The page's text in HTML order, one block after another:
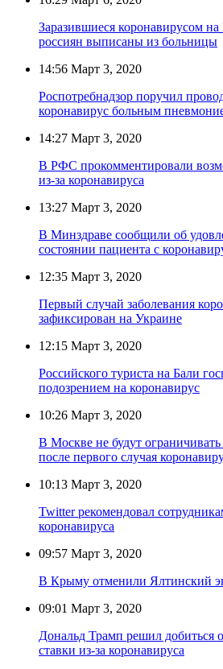
Заразившиеся коронавирусом на
россиян выписаны из больницы
14:56 Март 3, 2020
Роспотребнадзор поручил
коронавирус больным
14:27 Март 3, 2020
В РФС прокомментировали
из-за коронавируса
13:27 Март 3, 2020
В Минздраве сообщили об
состоянии пациента с
12:35 Март 3, 2020
Первый случай заболевания
зафиксирован на Украине
12:15 Март 3, 2020
Российского туриста на Бали
подозрением на коронавирус
10:26 Март 3, 2020
В Москве не будут
после первого случая
10:13 Март 3, 2020
Twitter рекомендовал
коронавируса
09:57 Март 3, 2020
В Крыму отменили Ялтинский
09:01 Март 3, 2020
Дональд Трамп решил
ставки из-за коронавируса